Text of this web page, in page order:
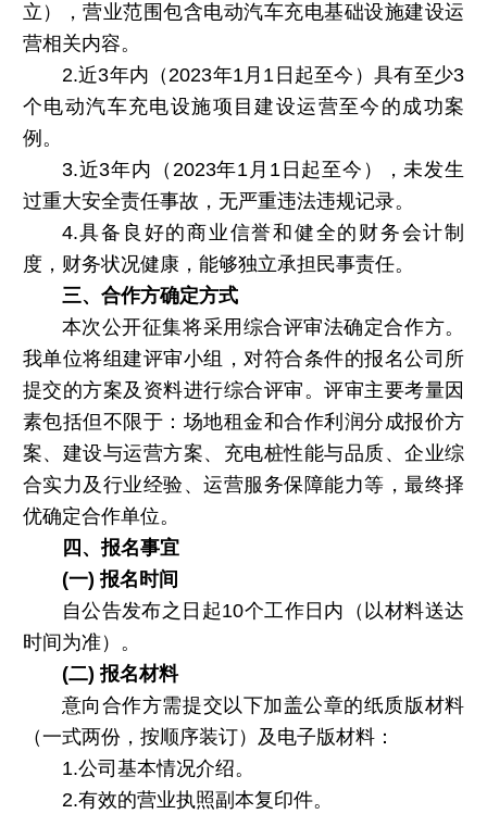
立），营业范围包含电动汽车充电基础设施建设运
营相关内容。
2.近3年内（2023年1月1日起至今）具有至少3
个电动汽车充电设施项目建设运营至今的成功案
例。
3.近3年内（2023年1月1日起至今），未发生
过重大安全责任事故，无严重违法违规记录。
4.具备良好的商业信誉和健全的财务会计制
度，财务状况健康，能够独立承担民事责任。
三、合作方确定方式
本次公开征集将采用综合评审法确定合作方。
我单位将组建评审小组，对符合条件的报名公司所
提交的方案及资料进行综合评审。评审主要考量因
素包括但不限于：场地租金和合作利润分成报价方
案、建设与运营方案、充电桩性能与品质、企业综
合实力及行业经验、运营服务保障能力等，最终择
优确定合作单位。
四、报名事宜
(一) 报名时间
自公告发布之日起10个工作日内（以材料送达
时间为准）。
(二) 报名材料
意向合作方需提交以下加盖公章的纸质版材料
（一式两份，按顺序装订）及电子版材料：
1.公司基本情况介绍。
2.有效的营业执照副本复印件。